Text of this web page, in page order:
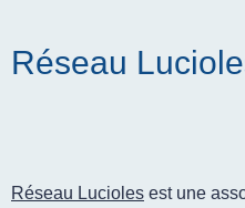
Le GPF
Réseau
Réseau Lucioles est une